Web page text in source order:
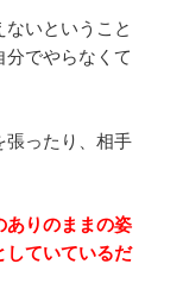
いということ
でやらなくて
張ったり、相手
ありのままの姿
していているだ